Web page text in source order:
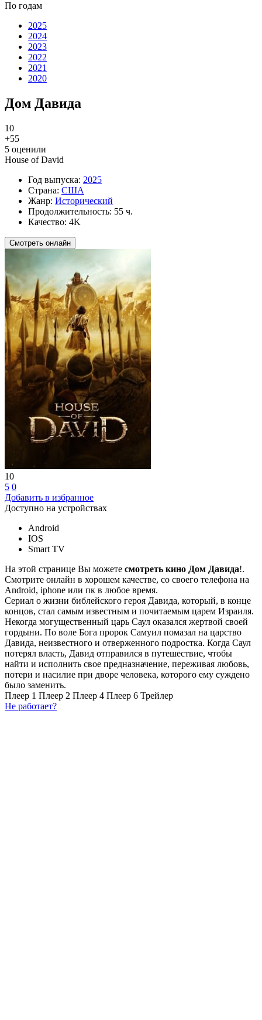
По годам
2025
2024
2023
2022
2021
2020
Дом Давида
10
+55
5 оценили
House of David
Год выпуска: 2025
Страна: США
Жанр: Исторический
Продолжительность: 55 ч.
Качество: 4K
Смотреть онлайн
10
5 0
Добавить в избранное
Доступно на устройствах
Android
IOS
Smart TV
На этой странице Вы можете смотреть кино Дом Давида!.
Смотрите онлайн в хорошем качестве, со своего телефона на
Android, iphone или пк в любое время.
Сериал о жизни библейского героя Давида, который, в конце
концов, стал самым известным и почитаемым царем Израиля.
Некогда могущественный царь Саул оказался жертвой своей
гордыни. По воле Бога пророк Самуил помазал на царство
Давида, неизвестного и отверженного подростка. Когда Саул
потерял власть, Давид отправился в путешествие, чтобы
найти и исполнить свое предназначение, переживая любовь,
потери и насилие при дворе человека, которого ему суждено
было заменить.
Плеер 1 Плеер 2 Плеер 4 Плеер 6 Трейлер
Не работает?